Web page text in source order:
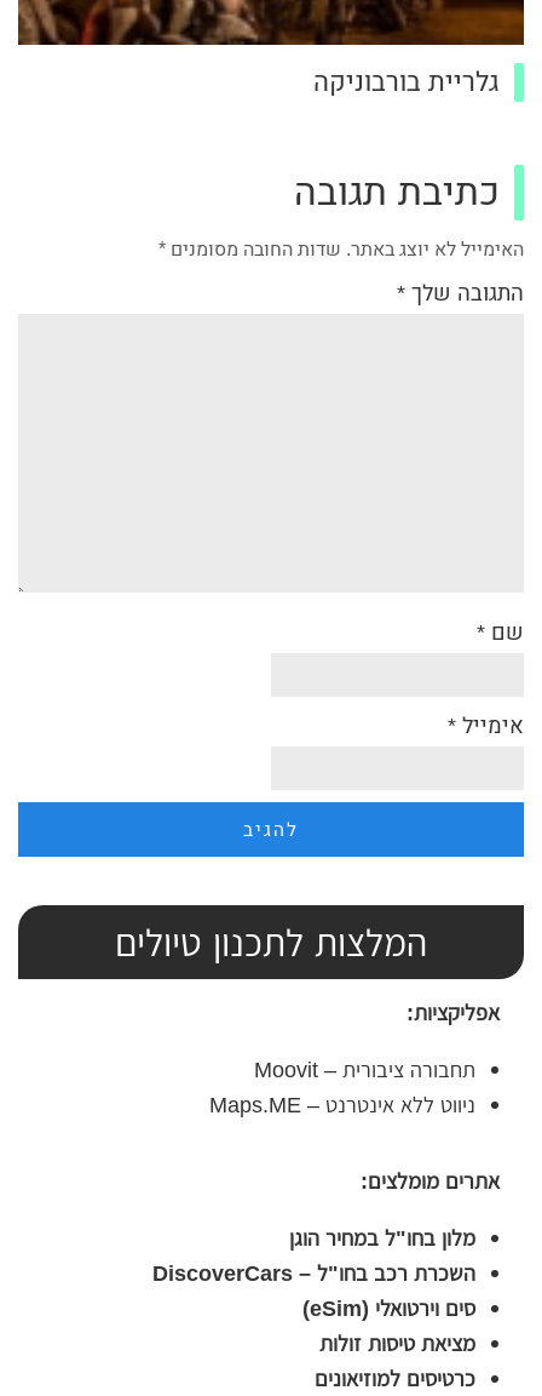
גלריית בורבוניקה
כתיבת תגובה
האימייל לא יוצג באתר. שדות החובה מסומנים *
התגובה שלך*
שם *
אימייל*
המלצות לתכנון טיולים
אפליקציות:
תחבורה ציבורית – Moovit
ניווט ללא אינטרנט – Maps.ME
אתרים מומלצים:
מלון בחו"ל במחיר הוגן
השכרת רכב בחו"ל – DiscoverCars
סים וירטואלי (eSim)
מציאת טיסות זולות
כרטיסים למוזיאונים